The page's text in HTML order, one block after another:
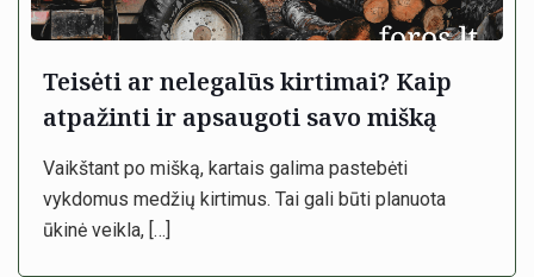
Teisėti ar nelegalūs kirtimai? Kaip
atpažinti ir apsaugoti savo mišką
Vaikštant po mišką, kartais galima pastebėti
vykdomus medžių kirtimus. Tai gali būti planuota
ūkinė veikla, […]